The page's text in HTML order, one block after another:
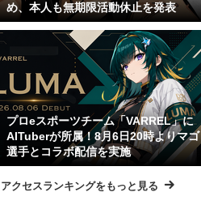
め、本人も無期限活動休止を発表
プロeスポーツチーム「VARREL」に
AITuberが所属！8月6日20時よりマゴ
選手とコラボ配信を実施
アクセスランキングをもっと見る